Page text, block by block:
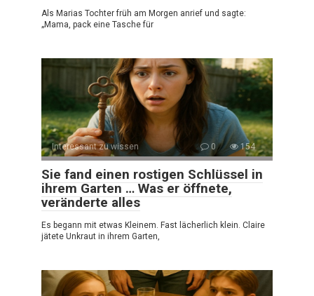
Als Marias Tochter früh am Morgen anrief und sagte:
„Mama, pack eine Tasche für
Interessant zu wissen 0 154
Sie fand einen rostigen Schlüssel in
ihrem Garten … Was er öffnete,
veränderte alles
Es begann mit etwas Kleinem. Fast lächerlich klein. Claire
jätete Unkraut in ihrem Garten,